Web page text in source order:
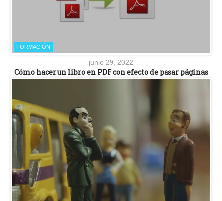
FORMACIÓN
junio 29, 2022
Cómo hacer un libro en PDF con efecto de pasar páginas